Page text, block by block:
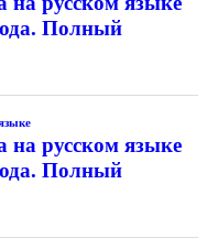
Полный
на русском языке
Полный